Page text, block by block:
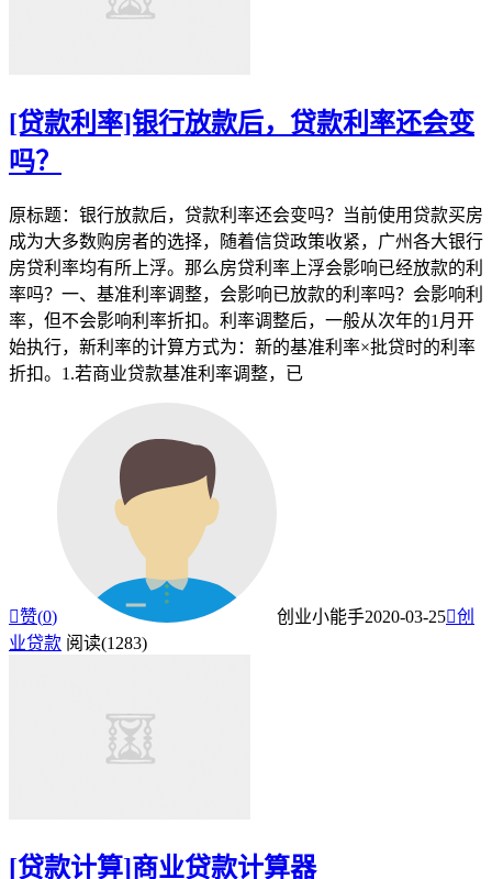
[贷款利率]银行放款后，贷款利率还会变
吗？
原标题：银行放款后，贷款利率还会变吗？当前使用贷款买房
成为大多数购房者的选择，随着信贷政策收紧，广州各大银行
房贷利率均有所上浮。那么房贷利率上浮会影响已经放款的利
率吗？一、基准利率调整，会影响已放款的利率吗？会影响利
率，但不会影响利率折扣。利率调整后，一般从次年的1月开
始执行，新利率的计算方式为：新的基准利率×批贷时的利率
折扣。1.若商业贷款基准利率调整，已
赞(0) 创业小能手2020-03-25创
业贷款 阅读(1283)
[贷款计算]商业贷款计算器